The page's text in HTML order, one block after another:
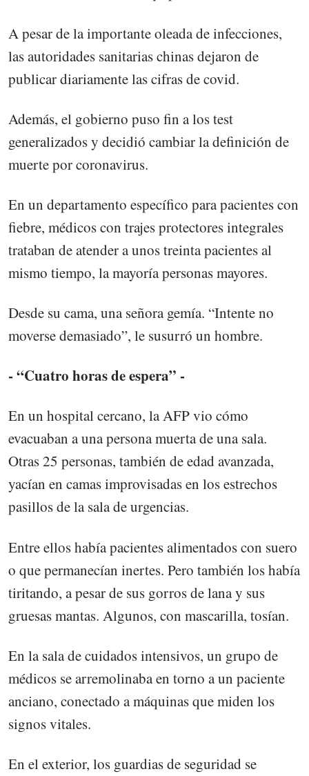
A pesar de la importante oleada de infecciones,
las autoridades sanitarias chinas dejaron de
publicar diariamente las cifras de covid.
Además, el gobierno puso fin a los test
generalizados y decidió cambiar la definición de
muerte por coronavirus.
En un departamento específico para pacientes con
fiebre, médicos con trajes protectores integrales
trataban de atender a unos treinta pacientes al
mismo tiempo, la mayoría personas mayores.
Desde su cama, una señora gemía. “Intente no
moverse demasiado”, le susurró un hombre.
- “Cuatro horas de espera” -
En un hospital cercano, la AFP vio cómo
evacuaban a una persona muerta de una sala.
Otras 25 personas, también de edad avanzada,
yacían en camas improvisadas en los estrechos
pasillos de la sala de urgencias.
Entre ellos había pacientes alimentados con suero
o que permanecían inertes. Pero también los había
tiritando, a pesar de sus gorros de lana y sus
gruesas mantas. Algunos, con mascarilla, tosían.
En la sala de cuidados intensivos, un grupo de
médicos se arremolinaba en torno a un paciente
anciano, conectado a máquinas que miden los
signos vitales.
En el exterior, los guardias de seguridad se